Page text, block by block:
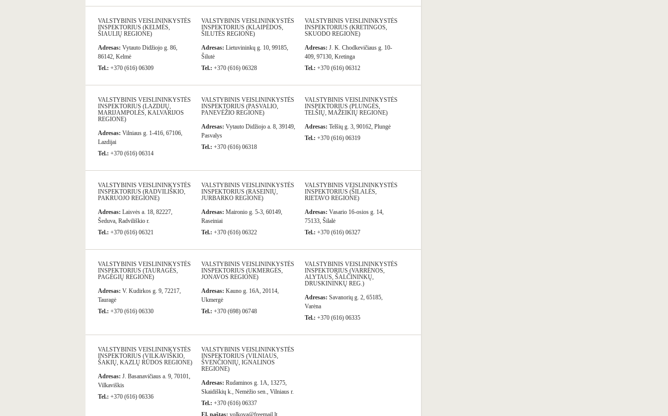
VALSTYBINIS VEISLININKYSTĖS
INSPEKTORIUS (KELMĖS,
ŠIAULIŲ REGIONE)
Adresas: Vytauto Didžiojo g. 86,
86142, Kelmė
Tel.: +370 (616) 06309
VALSTYBINIS VEISLININKYSTĖS
INSPEKTORIUS (KLAIPĖDOS,
ŠILUTĖS REGIONE)
Adresas: Lietuvininkų g. 10, 99185,
Šilutė
Tel.: +370 (616) 06328
VALSTYBINIS VEISLININKYSTĖS
INSPEKTORIUS (KRETINGOS,
SKUODO REGIONE)
Adresas: J. K. Chodkevičiaus g. 10-
409, 97130, Kretinga
Tel.: +370 (616) 06312
VALSTYBINIS VEISLININKYSTĖS
INSPEKTORIUS (LAZDIJŲ,
MARIJAMPOLĖS, KALVARIJOS
REGIONE)
Adresas: Vilniaus g. 1-416, 67106,
Lazdijai
Tel.: +370 (616) 06314
VALSTYBINIS VEISLININKYSTĖS
INSPEKTORIUS (PASVALIO,
PANEVĖŽIO REGIONE)
Adresas: Vytauto Didžiojo a. 8, 39149,
Pasvalys
Tel.: +370 (616) 06318
VALSTYBINIS VEISLININKYSTĖS
INSPEKTORIUS (PLUNGĖS,
TELŠIŲ, MAŽEIKIŲ REGIONE)
Adresas: Telšių g. 3, 90162, Plungė
Tel.: +370 (616) 06319
VALSTYBINIS VEISLININKYSTĖS
INSPEKTORIUS (RADVILIŠKIO,
PAKRUOJO REGIONE)
Adresas: Laisvės a. 18, 82227,
Šeduva, Radviliškio r.
Tel.: +370 (616) 06321
VALSTYBINIS VEISLININKYSTĖS
INSPEKTORIUS (RASEINIŲ,
JURBARKO REGIONE)
Adresas: Maironio g. 5-3, 60149,
Raseiniai
Tel.: +370 (616) 06322
VALSTYBINIS VEISLININKYSTĖS
INSPEKTORIUS (ŠILALĖS,
RIETAVO REGIONE)
Adresas: Vasario 16-osios g. 14,
75133, Šilalė
Tel.: +370 (616) 06327
VALSTYBINIS VEISLININKYSTĖS
INSPEKTORIUS (TAURAGĖS,
PAGĖGIŲ REGIONE)
Adresas: V. Kudirkos g. 9, 72217,
Tauragė
Tel.: +370 (616) 06330
VALSTYBINIS VEISLININKYSTĖS
INSPEKTORIUS (UKMERGĖS,
JONAVOS REGIONE)
Adresas: Kauno g. 16A, 20114,
Ukmergė
Tel.: +370 (698) 06748
VALSTYBINIS VEISLININKYSTĖS
INSPEKTORIUS (VARRĖNOS,
ALYTAUS, ŠALČININKŲ,
DRUSKININKŲ REG.)
Adresas: Savanorių g. 2, 65185,
Varėna
Tel.: +370 (616) 06335
VALSTYBINIS VEISLININKYSTĖS
INSPEKTORIUS (VILKAVIŠKIO,
ŠAKIŲ, KAZLŲ RŪDOS REGIONE)
Adresas: J. Basanavičiaus a. 9, 70101,
Vilkaviškis
Tel.: +370 (616) 06336
VALSTYBINIS VEISLININKYSTĖS
INSPEKTORIUS (VILNIAUS,
ŠVENČIONIŲ, IGNALINOS
REGIONE)
Adresas: Rudaminos g. 1A, 13275,
Skaidiškių k., Nemėžio sen., Vilniaus r.
Tel.: +370 (616) 06337